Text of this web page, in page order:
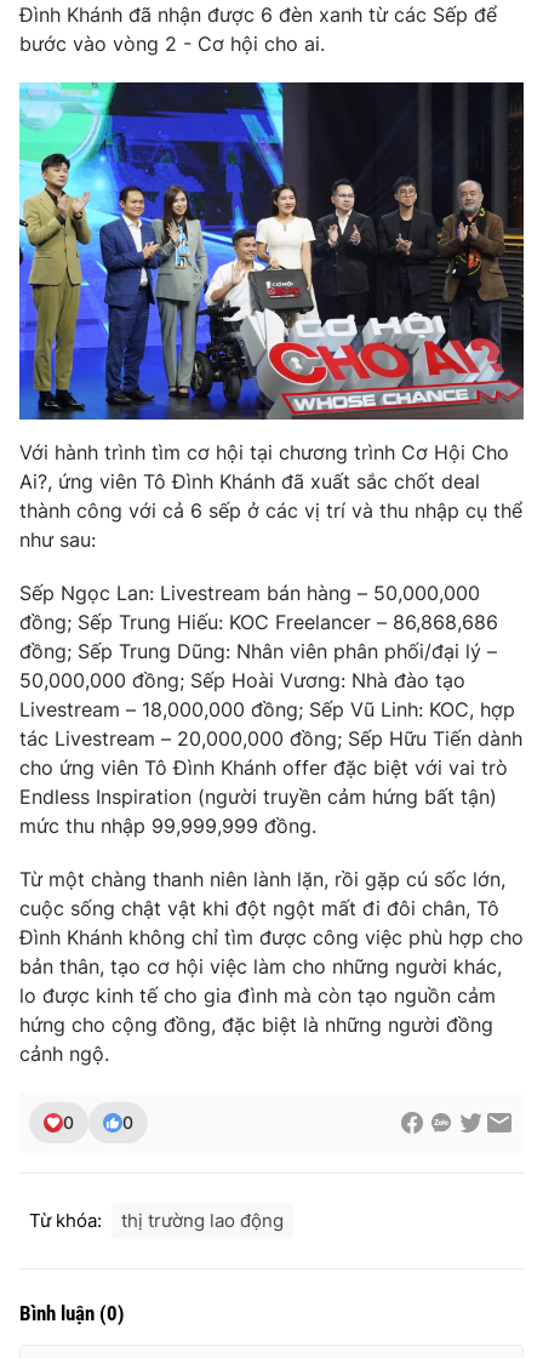
Đình Khánh đã nhận được 6 đèn xanh từ các Sếp để
bước vào vòng 2 - Cơ hội cho ai.
Với hành trình tìm cơ hội tại chương trình Cơ Hội Cho
Ai?, ứng viên Tô Đình Khánh đã xuất sắc chốt deal
thành công với cả 6 sếp ở các vị trí và thu nhập cụ thể
như sau:
Sếp Ngọc Lan: Livestream bán hàng – 50,000,000
đồng; Sếp Trung Hiếu: KOC Freelancer – 86,868,686
đồng; Sếp Trung Dũng: Nhân viên phân phối/đại lý –
50,000,000 đồng; Sếp Hoài Vương: Nhà đào tạo
Livestream – 18,000,000 đồng; Sếp Vũ Linh: KOC, hợp
tác Livestream – 20,000,000 đồng; Sếp Hữu Tiến dành
cho ứng viên Tô Đình Khánh offer đặc biệt với vai trò
Endless Inspiration (người truyền cảm hứng bất tận)
mức thu nhập 99,999,999 đồng.
Từ một chàng thanh niên lành lặn, rồi gặp cú sốc lớn,
cuộc sống chật vật khi đột ngột mất đi đôi chân, Tô
Đình Khánh không chỉ tìm được công việc phù hợp cho
bản thân, tạo cơ hội việc làm cho những người khác,
lo được kinh tế cho gia đình mà còn tạo nguồn cảm
hứng cho cộng đồng, đặc biệt là những người đồng
cảnh ngộ.
0 0
Từ khóa: thị trường lao động
Bình luận (0)